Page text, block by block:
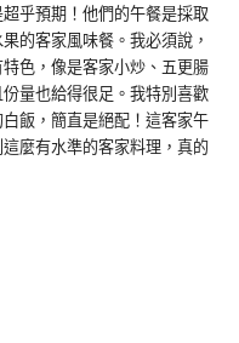
乎預期！他們的午餐是採取
的客家風味餐。我必須說，
色，像是客家小炒、五更腸
量也給得很足。我特別喜歡
飯，簡直是絕配！這客家午
麼有水準的客家料理，真的